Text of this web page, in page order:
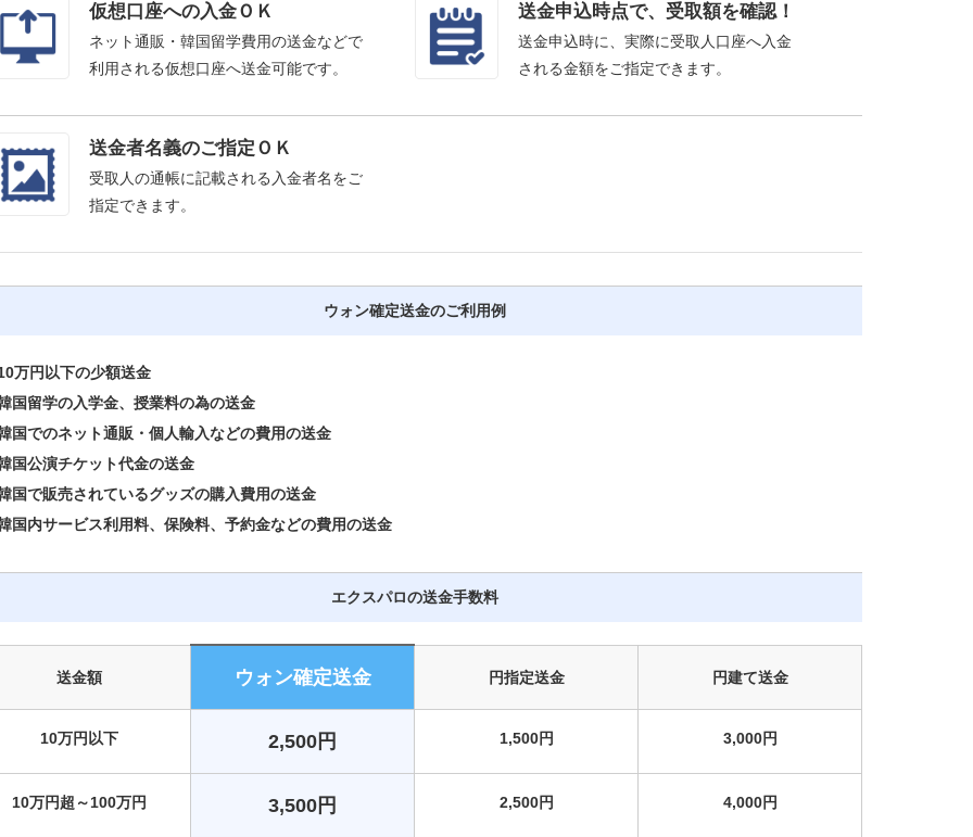
仮想口座への入金ＯＫ
ネット通販・韓国留学費用の送金などで
利用される仮想口座へ送金可能です。
送金申込時点で、受取額を確認！
送金申込時に、実際に受取人口座へ入金
される金額をご指定できます。
送金者名義のご指定ＯＫ
受取人の通帳に記載される入金者名をご
指定できます。
ウォン確定送金のご利用例
万円以下の少額送金
国留学の入学金、授業料の為の送金
国でのネット通販・個人輸入などの費用の送金
国公演チケット代金の送金
国で販売されているグッズの購入費用の送金
国内サービス利用料、保険料、予約金などの費用の送金
エクスパロの送金手数料
送金額 ウォン確定送金 円指定送金 円建て送金
10万円以下 2,500円 1,500円 3,000円
10万円超～100万円 3,500円 2,500円 4,000円